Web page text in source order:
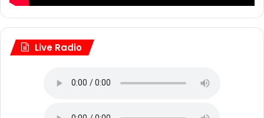
Live Radio